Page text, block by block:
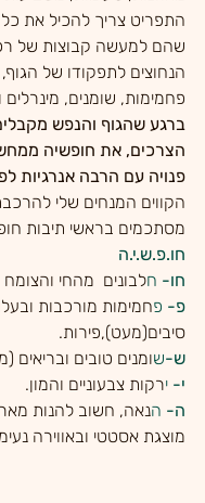
התפריט צריך להכיל את כל
שהם למעשה קבוצות של
הנחוצים לתפקודו של הגוף,
פחמימות, שומנים, מינרלים
ברגע שהגוף והנפש
הצרכים, את חופשיה
פנויה עם הרבה אנרגיות
הקווים המנחים שלי
מסתכמים בראשי תיבות
חו.פ.ש.י.ה
חו- חלבונים  מהחי והצומח
פ- פחמימות מורכבות
סיבים(מעט),פירות.
ש-שומנים טובים ובריאים
י- ירקות צבעוניים והמון.
ה- הנאה, חשוב להנות
מוצגת אסטטי ובאווירה